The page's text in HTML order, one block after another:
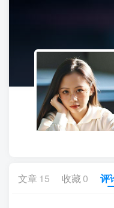
文章15 收藏 0 评